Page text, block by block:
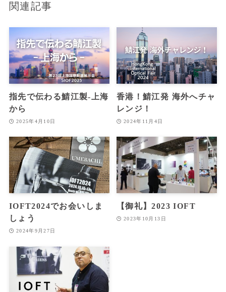
関連記事
指先で伝わる鯖江製‐上海
から
2025年4月10日
香港！鯖江発 海外へチャ
レンジ！
2024年11月4日
IOFT2024でお会いしま
しょう
2024年9月27日
【御礼】2023 IOFT
2023年10月13日